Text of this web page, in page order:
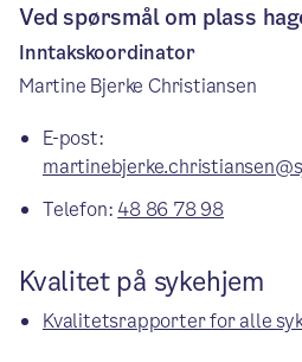
Ved spørsmål om plass
Inntakskoordinator
Martine Bjerke Christiansen
E-post:
Telefon: 48 86 78 98
Kvalitet på sykehjem
Kvalitetsrapporter for alle